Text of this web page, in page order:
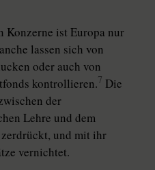
Konzerne ist Europa nur
lassen sich von
oder auch von
kontrollieren.7 Die
der
Lehre und dem
und mit ihr
vernichtet.